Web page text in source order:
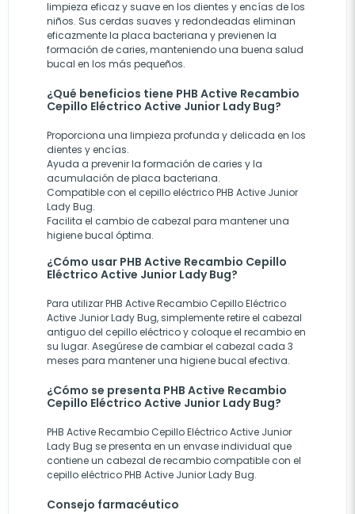
limpieza eficaz y suave en los dientes y encías de los
niños. Sus cerdas suaves y redondeadas eliminan
eficazmente la placa bacteriana y previenen la
formación de caries, manteniendo una buena salud
bucal en los más pequeños.
¿Qué beneficios tiene PHB Active Recambio
Cepillo Eléctrico Active Junior Lady Bug?
Proporciona una limpieza profunda y delicada en los
dientes y encías.
Ayuda a prevenir la formación de caries y la
acumulación de placa bacteriana.
Compatible con el cepillo eléctrico PHB Active Junior
Lady Bug.
Facilita el cambio de cabezal para mantener una
higiene bucal óptima.
¿Cómo usar PHB Active Recambio Cepillo
Eléctrico Active Junior Lady Bug?
Para utilizar PHB Active Recambio Cepillo Eléctrico
Active Junior Lady Bug, simplemente retire el cabezal
antiguo del cepillo eléctrico y coloque el recambio en
su lugar. Asegúrese de cambiar el cabezal cada 3
meses para mantener una higiene bucal efectiva.
¿Cómo se presenta PHB Active Recambio
Cepillo Eléctrico Active Junior Lady Bug?
PHB Active Recambio Cepillo Eléctrico Active Junior
Lady Bug se presenta en un envase individual que
contiene un cabezal de recambio compatible con el
cepillo eléctrico PHB Active Junior Lady Bug.
Consejo farmacéutico